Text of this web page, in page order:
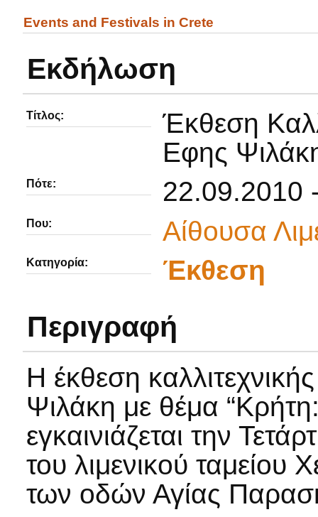
Events and Festivals in Crete
Εκδήλωση
Τίτλος:
Έκθεση
Εφης
Πότε: 22.09.2010
Που: Αίθουσα
Κατηγορία: Έκθεση
Περιγραφή
Η έκθεση
Ψιλάκη με θέμα
εγκαινιάζεται την
του λιμενικού
των οδών Αγίας